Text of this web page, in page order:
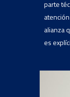
parte
alianza
es